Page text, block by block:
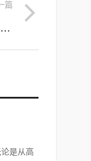
篇
一天喝水多少毫升合适(女性一天喝水多少毫升合适)
是从高